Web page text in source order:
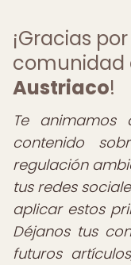
¡Gracias
comunidad
Austriaco!
Te animamos
contenido
regulación
tus redes
aplicar estos
Déjanos tus
futuros